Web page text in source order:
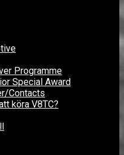
Programme
Special Award
Contacts
köra V8TC?